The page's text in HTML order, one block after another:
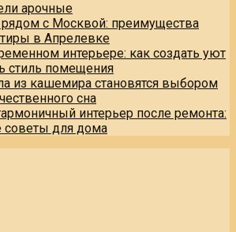
арочные
рядом с Москвой: преимущества
в Апрелевке
интерьере: как создать уют
стиль помещения
из кашемира становятся выбором
сна
интерьер после ремонта:
советы для дома